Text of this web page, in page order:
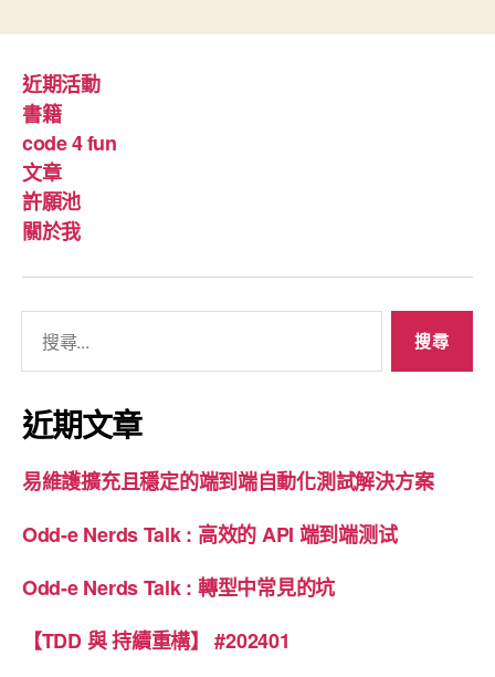
近期活動
書籍
code 4 fun
文章
許願池
關於我
關
鍵
字
近期文章
易維護擴充且穩定的端到端自動化測試解決方案
Odd-e Nerds Talk : 高效的 API 端到端测试
Odd-e Nerds Talk : 轉型中常見的坑
【TDD 與 持續重構】 #202401